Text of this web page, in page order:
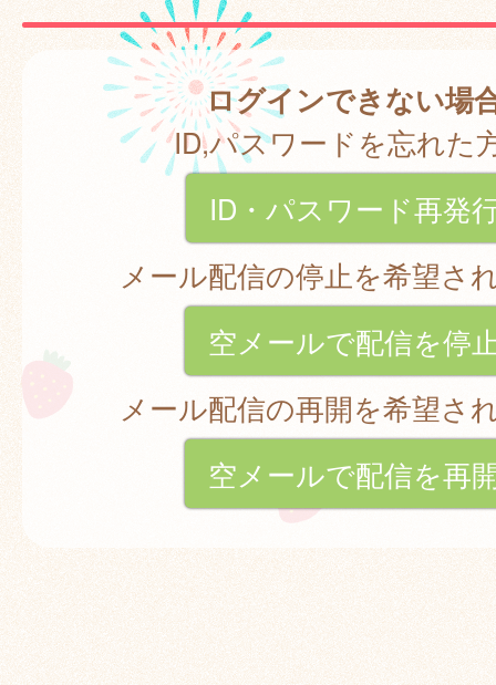
ログインできない場
ID,パスワードを忘れた
ID・パスワード再発
メール配信の停止を希望さ
空メールで配信を停
メール配信の再開を希望さ
空メールで配信を再